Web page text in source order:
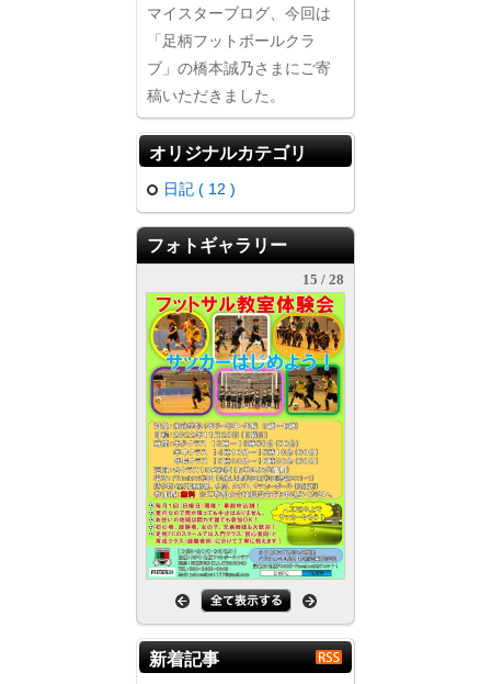
趣味・娯楽
マイスターブログ、今回は
「足柄フットボールクラ
ブ」の橋本誠乃さまにご寄
稿いただきました。
オリジナルカテゴリ
日記 ( 12 )
フォトギャラリー
15 / 28
新着記事